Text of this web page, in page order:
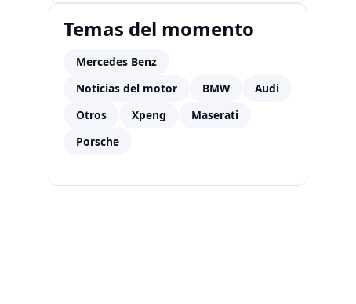
Temas del momento
Mercedes Benz
Noticias del motor
BMW
Audi
Otros
Xpeng
Maserati
Porsche